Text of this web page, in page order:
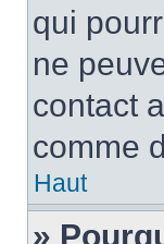
qui
ne
contact
comme
Haut
»